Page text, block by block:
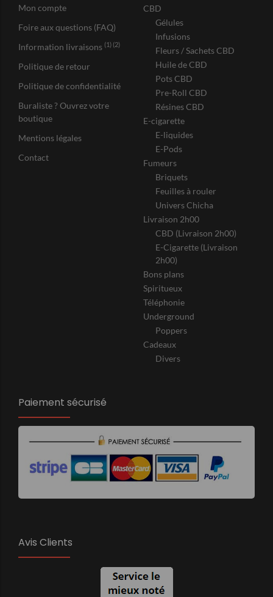
Mon compte
Foire aux questions (FAQ)
Information livraisons (1) (2)
Politique de retour
Politique de confidentialité
Buraliste ? Ouvrez votre
boutique
Mentions légales
Contact
CBD
Gélules
Infusions
Fleurs / Sachets CBD
Huile de CBD
Pots CBD
Pre-Roll CBD
Résines CBD
E-cigarette
E-liquides
E-Pods
Fumeurs
Briquets
Feuilles à rouler
Univers Chicha
Livraison 2h00
CBD (Livraison 2h00)
E-Cigarette (Livraison
2h00)
Bons plans
Spiritueux
Téléphonie
Underground
Poppers
Cadeaux
Divers
Paiement sécurisé
Avis Clients